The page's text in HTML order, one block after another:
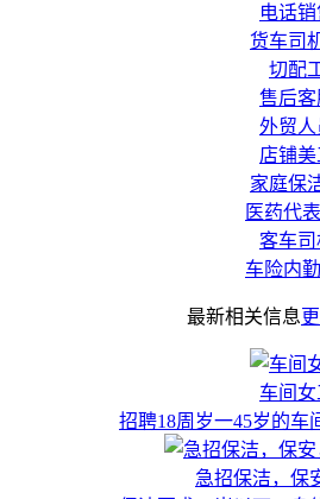
电话销
货车司
切配
售后客
外贸人
店铺美
家庭保
医药代
客车司
车险内
最新相关信息
车间女
招聘18周岁一45岁的车
急招保洁，保